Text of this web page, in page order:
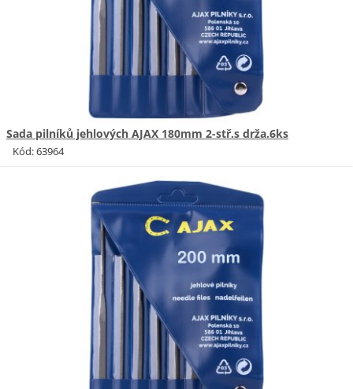
Sada pilníků jehlových AJAX 180mm 2-stř.s drža.6ks
Kód: 63964